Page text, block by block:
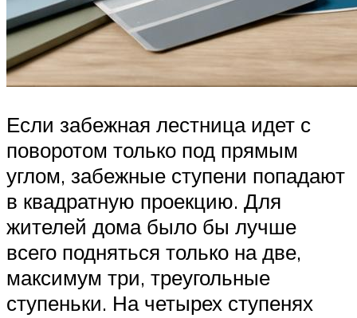
Если забежная лестница идет с
поворотом только под прямым
углом, забежные ступени попадают
в квадратную проекцию. Для
жителей дома было бы лучше
всего подняться только на две,
максимум три, треугольные
ступеньки. На четырех ступенях